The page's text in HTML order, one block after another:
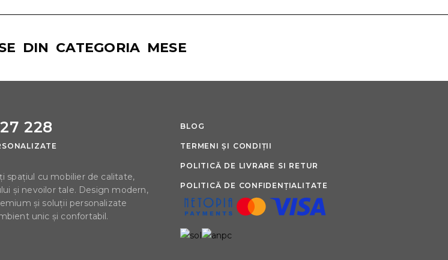
DIN CATEGORIA MESE
228
spațiul cu mobilier de calitate,
și nevoilor tale. Design modern,
și soluții personalizate
unic și confortabil.
BLOG
TERMENI ȘI CONDIȚII
POLITICĂ DE LIVRARE SI RETUR
POLITICĂ DE CONFIDENȚIALITATE